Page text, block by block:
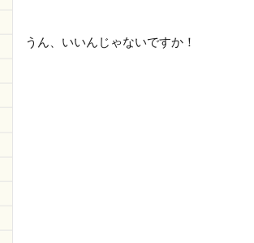
うん、いいんじゃないですか！